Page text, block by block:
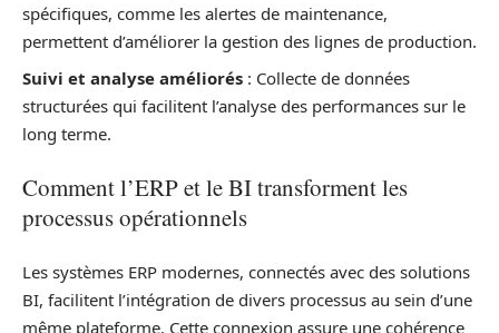
spécifiques, comme les alertes de maintenance,
permettent d’améliorer la gestion des lignes de production.
Suivi et analyse améliorés : Collecte de données
structurées qui facilitent l’analyse des performances sur le
long terme.
Comment l’ERP et le BI transforment les
processus opérationnels
Les systèmes ERP modernes, connectés avec des solutions
BI, facilitent l’intégration de divers processus au sein d’une
même plateforme. Cette connexion assure une cohérence